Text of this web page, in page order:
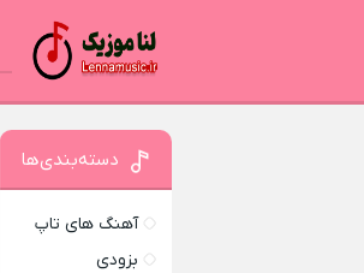
دسته‌بندی‌ها
آهنگ های تاپ
بزودی